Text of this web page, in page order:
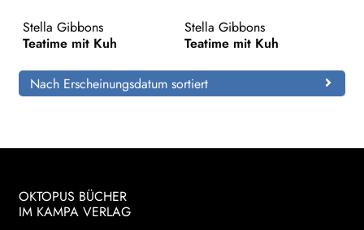
Stella Gibbons
Teatime mit Kuh
Stella Gibbons
Teatime mit Kuh
Nach Erscheinungsdatum sortiert
OKTOPUS BÜCHER
IM KAMPA VERLAG